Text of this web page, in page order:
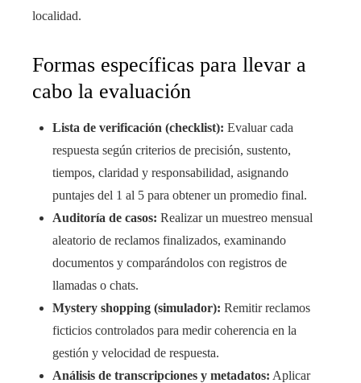
localidad.
Formas específicas para llevar a
cabo la evaluación
Lista de verificación (checklist): Evaluar cada
respuesta según criterios de precisión, sustento,
tiempos, claridad y responsabilidad, asignando
puntajes del 1 al 5 para obtener un promedio final.
Auditoría de casos: Realizar un muestreo mensual
aleatorio de reclamos finalizados, examinando
documentos y comparándolos con registros de
llamadas o chats.
Mystery shopping (simulador): Remitir reclamos
ficticios controlados para medir coherencia en la
gestión y velocidad de respuesta.
Análisis de transcripciones y metadatos: Aplicar